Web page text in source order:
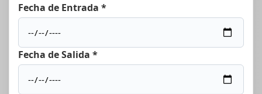
Fecha de Entrada *
Fecha de Salida *